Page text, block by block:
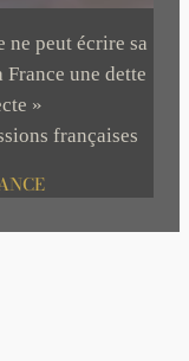
ne peut écrire sa
une dette
»
françaises